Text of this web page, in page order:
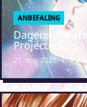
ANBEFALING
Dagens
Project manga
21. maj 2021 · Erik